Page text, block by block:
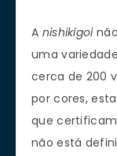
A nishikigoi
uma
cerca de 200
por cores,
que
não está